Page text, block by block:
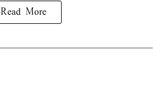
Read More